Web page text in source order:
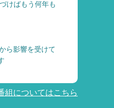
けばもう何年も
ら影響を受けて
組についてはこちら